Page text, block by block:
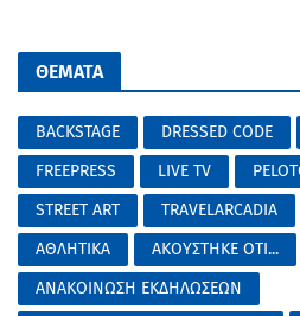
ΘΕΜΑΤΑ
BACKSTAGE DRESSED CODE
FREEPRESS
LIVE TV
STREET ART
TRAVELARCADIA
ΑΘΛΗΤΙΚΑ
ΑΚΟΥΣΤΗΚΕ ΟΤΙ...
ΑΝΑΚΟΙΝΩΣΗ ΕΚΔΗΛΩΣΕΩΝ